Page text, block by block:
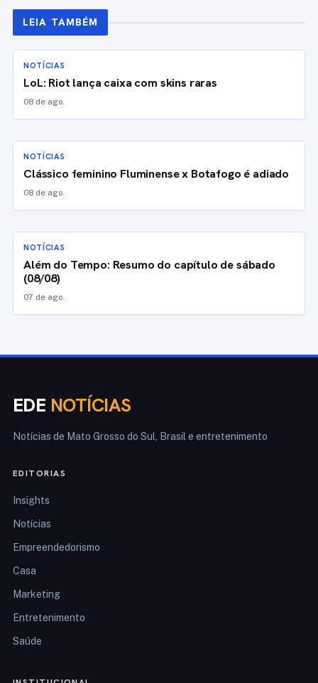
LEIA TAMBÉM
NOTÍCIAS
LoL: Riot lança caixa com skins raras
08 de ago.
NOTÍCIAS
Clássico feminino Fluminense x Botafogo é adiado
08 de ago.
NOTÍCIAS
Além do Tempo: Resumo do capítulo de sábado
(08/08)
07 de ago.
EDE NOTÍCIAS
Notícias de Mato Grosso do Sul, Brasil e entretenimento
EDITORIAS
Insights
Notícias
Empreendedorismo
Casa
Marketing
Entretenimento
Saúde